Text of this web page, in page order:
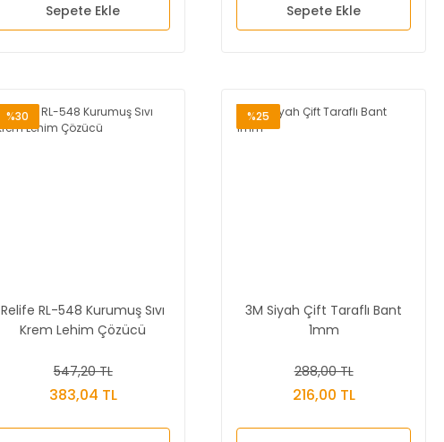
Sepete Ekle Sepete Ekle
%30
Relife RL-548 Kurumuş Sıvı
Krem Lehim Çözücü
547,20 TL
383,04 TL
%25
3M Siyah Çift Taraflı Bant
1mm
288,00 TL
216,00 TL